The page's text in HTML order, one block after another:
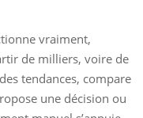
vraiment,
de milliers, voire de
tendances, compare
une décision ou